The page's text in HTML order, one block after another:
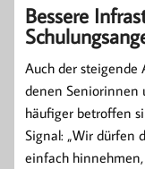
Bessere
Auch der steigende
denen Seniorinnen
häufiger betroffen
Signal: „Wir dürfen
einfach